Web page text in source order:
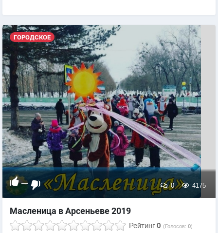
ГОРОДСКОЕ
— 0 4175
Масленица в Арсеньеве 2019
Рейтинг 0 (Голосов: 0)